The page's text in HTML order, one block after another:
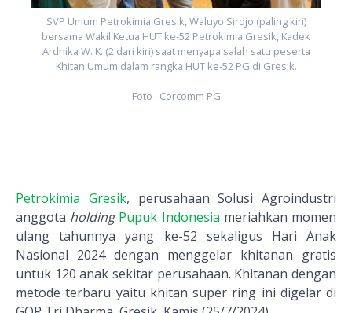
SVP Umum Petrokimia Gresik, Waluyo Sirdjo (paling kiri)
bersama Wakil Ketua HUT ke-52 Petrokimia Gresik, Kadek
Ardhika W. K. (2 dari kiri) saat menyapa salah satu peserta
Khitan Umum dalam rangka HUT ke-52 PG di Gresik.
Foto : Corcomm PG
Petrokimia Gresik, perusahaan Solusi Agroindustri
anggota holding Pupuk Indonesia meriahkan momen
ulang tahunnya yang ke-52 sekaligus Hari Anak
Nasional 2024 dengan menggelar khitanan gratis
untuk 120 anak sekitar perusahaan. Khitanan dengan
metode terbaru yaitu khitan super ring ini digelar di